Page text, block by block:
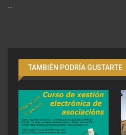
…
TAMBIÉN PODRÍA GUSTARTE